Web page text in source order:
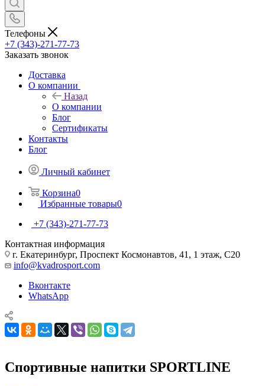
Телефоны
+7 (343)-271-77-73
Заказать звонок
Доставка
О компании
Назад
О компании
Блог
Сертификаты
Контакты
Блог
Личный кабинет
Корзина0
Избранные товары0
+7 (343)-271-77-73
Контактная информация
г. Екатеринбург, Проспект Космонавтов, 41, 1 этаж, С20
info@kvadrosport.com
Вконтакте
WhatsApp
Спортивные напитки SPORTLINE